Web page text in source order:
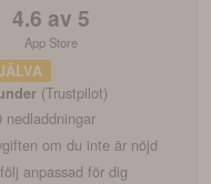
4.6 av 5
App Store
(Trustpilot)
nedladdningar
om du inte är nöjd
anpassad för dig